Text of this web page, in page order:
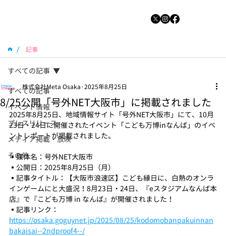
/ 記事
すべての記事
イベント情報
プレスリリース
メディア掲載・放映
その他
すべての記事
8/25公開「号外NET大阪市」に掲載されました
株式会社Meta Osaka 2025年8月25日
2025年8月25日、地域情報サイト「号外NET大阪市」にて、10月
23日・24日に開催されたイベント「こども万博inなんば」のイベ
ントレポートが掲載されました。
▪️媒体名：号外NET大阪市
▪️公開日：2025年8月25日（月）
▪️記事タイトル：【大阪市浪速区】こども縁日に、白熱のオンラ
インゲームにと大盛況！8月23日・24日、『eスタジアムなんば本
店』で『こども万博 in なんば』が開催されました！
▪️記事リンク：
https://osaka.goguynet.jp/2025/08/25/kodomobanpakuinnan
bakaisai--2ndproof4--/